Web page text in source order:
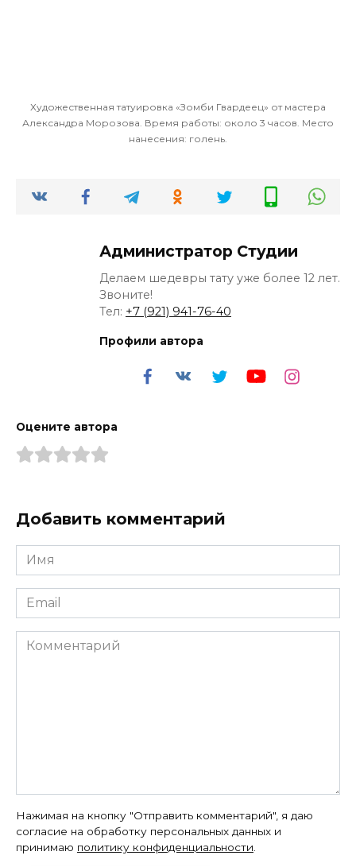
Художественная татуировка «Зомби Гвардеец» от мастера
Александра Морозова. Время работы: около 3 часов. Место
нанесения: голень.
Администратор Студии
Делаем шедевры тату уже более 12 лет.
Звоните!
Тел: +7 (921) 941-76-40
Профили автора
Оцените автора
Добавить комментарий
Имя
*
Email
*
Комментарий
Нажимая на кнопку "Отправить комментарий", я даю
согласие на обработку персональных данных и
принимаю политику конфиденциальности